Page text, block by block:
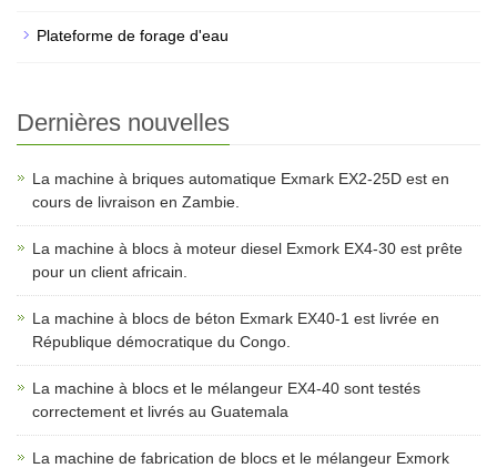
Plateforme de forage d'eau
Dernières nouvelles
La machine à briques automatique Exmark EX2-25D est en
cours de livraison en Zambie.
La machine à blocs à moteur diesel Exmork EX4-30 est prête
pour un client africain.
La machine à blocs de béton Exmark EX40-1 est livrée en
République démocratique du Congo.
La machine à blocs et le mélangeur EX4-40 sont testés
correctement et livrés au Guatemala
La machine de fabrication de blocs et le mélangeur Exmork